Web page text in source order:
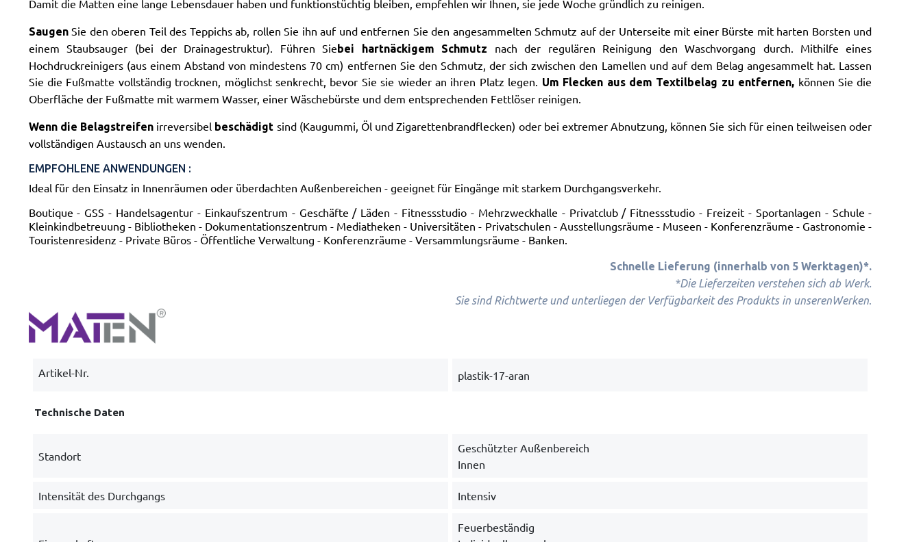
Damit die Matten eine lange Lebensdauer haben und funktionstüchtig bleiben, empfehlen wir Ihnen, sie jede Woche gründlich zu reinigen.
SaugenSie den oberen Teil des Teppichs ab, rollen Sie ihn auf und entfernen Sie den angesammelten Schmutz auf der Unterseite mit einer Bürste mit harten Borsten und
einem Staubsauger (bei der Drainagestruktur).
Führen Siebei hartnäckigem Schmutz
nach der regulären Reinigung den Waschvorgang durch. Mithilfe eines
Hochdruckreinigers (aus einem Abstand von mindestens 70 cm) entfernen Sie den Schmutz, der sich zwischen den Lamellen und auf dem Belag angesammelt hat. Lassen
Sie die Fußmatte vollständig trocknen, möglichst senkrecht, bevor Sie sie wieder an ihren Platz legen. Um Flecken aus dem Textilbelag zu entfernen, können Sie die
Oberfläche der Fußmatte mit warmem Wasser, einer Wäschebürste und dem entsprechenden Fettlöser reinigen.
Wenn die Belagstreifenirreversibel beschädigt sind (Kaugummi, Öl und Zigarettenbrandflecken) oder bei extremer Abnutzung, können Sie sich für einen teilweisen oder
vollständigen Austausch an uns wenden.
EMPFOHLENE ANWENDUNGEN :
Ideal für den Einsatz in Innenräumen oder überdachten Außenbereichen - geeignet für Eingänge mit starkem Durchgangsverkehr.
Boutique - GSS - Handelsagentur - Einkaufszentrum - Geschäfte / Läden - Fitnessstudio - Mehrzweckhalle - Privatclub / Fitnessstudio - Freizeit - Sportanlagen - Schule -
Kleinkindbetreuung - Bibliotheken - Dokumentationszentrum - Mediatheken - Universitäten - Privatschulen - Ausstellungsräume - Museen - Konferenzräume - Gastronomie -
Touristenresidenz - Private Büros - Öffentliche Verwaltung - Konferenzräume - Versammlungsräume - Banken.
Schnelle Lieferung (innerhalb von 5 Werktagen)*.
*Die Lieferzeiten verstehen sich ab Werk.
Sie sind Richtwerte und unterliegen der Verfügbarkeit des Produkts in unserenWerken.
Artikel-Nr. plastik-17-aran
Technische Daten
Standort
Geschützter Außenbereich
Innen
Intensität des Durchgangs Intensiv
Feuerbeständig